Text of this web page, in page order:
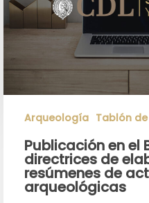
Arqueología Tablón
Publicación en el
directrices de
resúmenes de
arqueológicas